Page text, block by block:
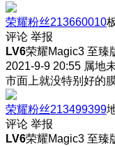
荣耀粉丝213660010
评论 举报
LV6荣耀Magic3 至臻
2021-9-9 20:55 属地
市面上就没特别好的
荣耀粉丝213499399
评论 举报
LV6荣耀Magic3 至臻